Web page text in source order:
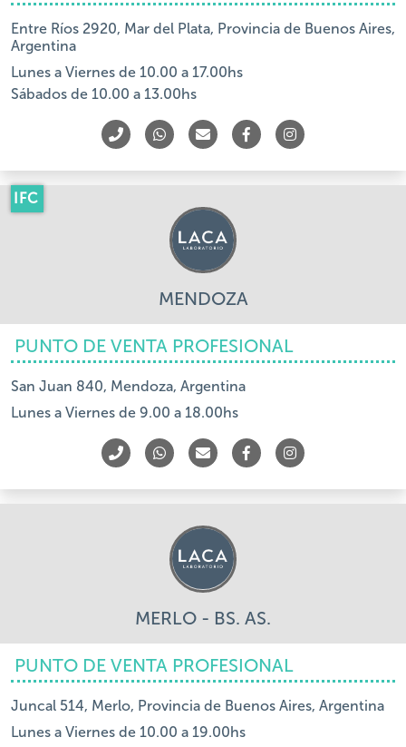
Entre Ríos 2920, Mar del Plata, Provincia de Buenos Aires,
Argentina
Lunes a Viernes de 10.00 a 17.00hs
Sábados de 10.00 a 13.00hs
IFC
MENDOZA
PUNTO DE VENTA PROFESIONAL
San Juan 840, Mendoza, Argentina
Lunes a Viernes de 9.00 a 18.00hs
MERLO - BS. AS.
PUNTO DE VENTA PROFESIONAL
Juncal 514, Merlo, Provincia de Buenos Aires, Argentina
Lunes a Viernes de 10.00 a 19.00hs